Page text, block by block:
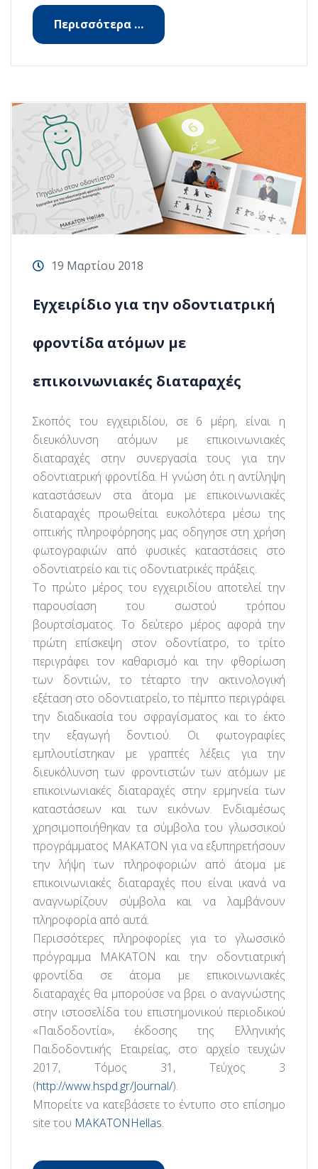
Περισσότερα …
Εγχειρίδιο για την οδοντιατρική
φροντίδα ατόμων με
επικοινωνιακές διαταραχές
19 Μαρτίου 2018
Σκοπός του εγχειριδίου, σε 6 μέρη, είναι η
διευκόλυνση ατόμων με επικοινωνιακές
διαταραχές στην συνεργασία τους για την
οδοντιατρική φροντίδα. Η γνώση ότι η αντίληψη
καταστάσεων στα άτομα με επικοινωνιακές
διαταραχές προωθείται ευκολότερα μέσω της
οπτικής πληροφόρησης μας οδηγησε στη χρήση
φωτογραφιών από φυσικές καταστάσεις στο
οδοντιατρείο και τις οδοντιατρικές πράξεις.
Το πρώτο μέρος του εγχειριδίου αποτελεί την
παρουσίαση του σωστού τρόπου
βουρτσίσματος. Το δεύτερο μέρος αφορά την
πρώτη επίσκεψη στον οδοντίατρο, το τρίτο
περιγράφει τον καθαρισμό και την φθορίωση
των δοντιών, το τέταρτο την ακτινολογική
εξέταση στο οδοντιατρείο, το πέμπτο περιγράφει
την διαδικασία του σφραγίσματος και το έκτο
την εξαγωγή δοντιού. Οι φωτογραφίες
εμπλουτίστηκαν με γραπτές λέξεις για την
διευκόλυνση των φροντιστών των ατόμων με
επικοινωνιακές διαταραχές στην ερμηνεία των
καταστάσεων και των εικόνων. Ενδιαμέσως
χρησιμοποιήθηκαν τα σύμβολα του γλωσσικού
προγράμματος ΜΑΚΑΤΟΝ για να εξυπηρετήσουν
την λήψη των πληροφοριών από άτομα με
επικοινωνιακές διαταραχές που είναι ικανά να
αναγνωρίζουν σύμβολα και να λαμβάνουν
πληροφορία από αυτά.
Περισσότερες πληροφορίες για το γλωσσικό
πρόγραμμα ΜΑΚΑΤΟΝ και την οδοντιατρική
φροντίδα σε άτομα με επικοινωνιακές
διαταραχές θα μπορούσε να βρει ο αναγνώστης
στην ιστοσελίδα του επιστημονικού περιοδικού
«Παιδοδοντία», έκδοσης της Ελληνικής
Παιδοδοντικής Εταιρείας, στο αρχείο τευχών
2017, Τόμος 31, Τεύχος 3
(http://www.hspd.gr/Journal/).
Μπορείτε να κατεβάσετε το έντυπο στο επίσημο
site του ΜΑΚΑΤΟΝHellas.